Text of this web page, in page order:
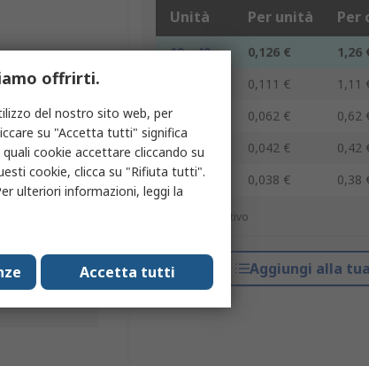
Unità Per unità Per
10 - 40 0,126 €
1,26
0,111 €
1,11
100 - 240
0,062 €
0,62
250 - 490
0,042 €
0,42
500 +
0,038 € 0,38
*prezzo indicativo
Aggiungi alla
offrirti.
del nostro sito web, per
su "Accetta tutti" significa
cookie accettare cliccando su
cookie, clicca su "Rifiuta tutti".
ulteriori informazioni, leggi la
Accetta tutti